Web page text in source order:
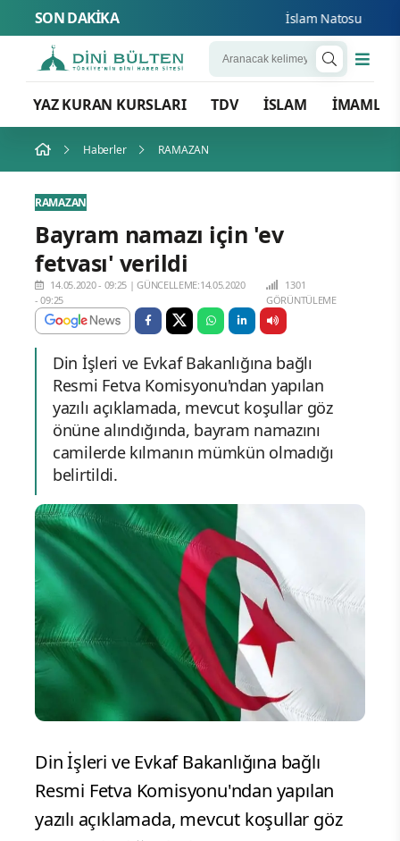
SON DAKİKA İslam Natosu dosta
YAZ KURAN KURSLARI TDV İSLAM İMAMLAR
Haberler RAMAZAN
RAMAZAN
Bayram namazı için 'ev
fetvası' verildi
14.05.2020 - 09:25 |GÜNCELLEME:14.05.2020
- 09:25
1301
GÖRÜNTÜLEME
Din İşleri ve Evkaf Bakanlığına bağlı
Resmi Fetva Komisyonu'ndan yapılan
yazılı açıklamada, mevcut koşullar göz
önüne alındığında, bayram namazını
camilerde kılmanın mümkün olmadığı
belirtildi.
Din İşleri ve Evkaf Bakanlığına bağlı
Resmi Fetva Komisyonu'ndan yapılan
yazılı açıklamada, mevcut koşullar göz